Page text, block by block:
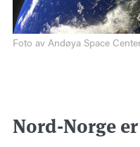
Foto av Andøya Space
Nord-Norge